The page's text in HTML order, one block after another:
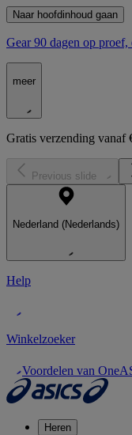
Naar hoofdinhoud gaan
Gear 90 dagen op
meer
Gratis verzending vanaf
Previous slide
Nederland (Nederlands)
Help
Winkelzoeker
Voordelen van
Heren